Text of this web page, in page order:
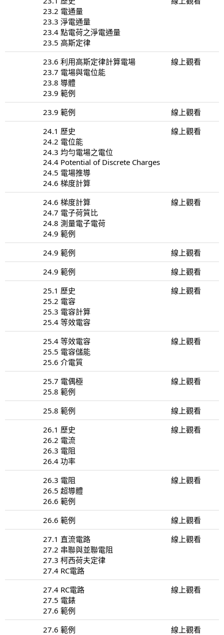
23.2 電通量
23.3 淨電通量
23.4 點電荷之淨電通量
23.5 高斯定律
23.6 利用高斯定律計算電場
23.7 電場與電位能
23.8 導體
23.9 範例
線上觀看
23.9 範例
線上觀看
24.1 歷史
24.2 電位能
24.3 均勻電場之電位
24.4 Potential of Discrete Charges
24.5 電場推導
24.6 梯度計算
線上觀看
24.6 梯度計算
24.7 電子荷質比
24.8 測量電子電荷
24.9 範例
線上觀看
24.9 範例
線上觀看
24.9 範例
線上觀看
25.1 歷史
25.2 電容
25.3 電容計算
25.4 等效電容
線上觀看
25.4 等效電容
25.5 電容儲能
25.6 介電質
線上觀看
25.7 電偶極
25.8 範例
線上觀看
25.8 範例
線上觀看
26.1 歷史
26.2 電流
26.3 電阻
26.4 功率
線上觀看
26.3 電阻
26.5 超導體
26.6 範例
線上觀看
26.6 範例
線上觀看
27.1 直流電路
27.2 串聯與並聯電阻
27.3 柯西荷夫定律
27.4 RC電路
線上觀看
27.4 RC電路
27.5 電錶
27.6 範例
線上觀看
27.6 範例 線上觀看